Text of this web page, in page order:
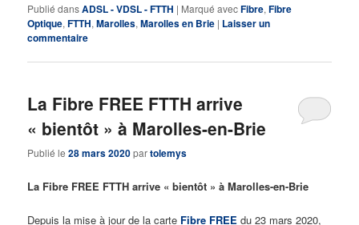
Publié dansADSL - VDSL - FTTH | Marqué avecFibre,Fibre
Optique,FTTH,Marolles,Marolles en Brie | Laisser un
commentaire
La Fibre FREE FTTH arrive
« bientôt » à Marolles-en-Brie
Publié le28 mars 2020partolemys
La Fibre FREE FTTH arrive « bientôt » à Marolles-en-Brie
Depuis la mise à jour de la carte Fibre FREE du 23 mars 2020,